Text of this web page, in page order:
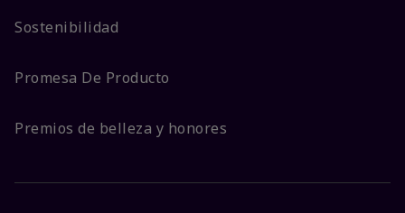
Sostenibilidad
Promesa De Producto
Premios de belleza y honores